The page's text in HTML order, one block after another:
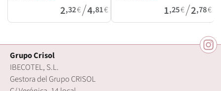
2,32€/4,81€ 1,25€/2,78€
Grupo Crisol
IBECOTEL, S.L.
Gestora del Grupo CRISOL